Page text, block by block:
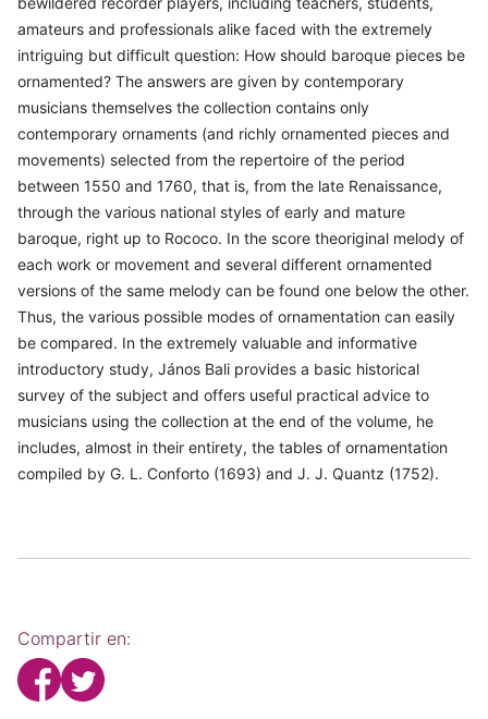
amateurs and professionals alike faced with the extremely
intriguing but difficult question: How should baroque pieces be
ornamented? The answers are given by contemporary
musicians themselves the collection contains only
contemporary ornaments (and richly ornamented pieces and
movements) selected from the repertoire of the period
between 1550 and 1760, that is, from the late Renaissance,
through the various national styles of early and mature
baroque, right up to Rococo. In the score theoriginal melody of
each work or movement and several different ornamented
versions of the same melody can be found one below the other.
Thus, the various possible modes of ornamentation can easily
be compared. In the extremely valuable and informative
introductory study, János Bali provides a basic historical
survey of the subject and offers useful practical advice to
musicians using the collection at the end of the volume, he
includes, almost in their entirety, the tables of ornamentation
compiled by G. L. Conforto (1693) and J. J. Quantz (1752).
Compartir en: